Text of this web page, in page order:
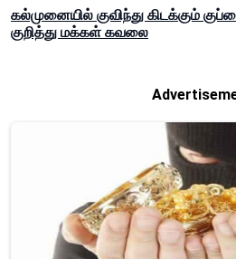
கல்முனையில் குவிந்து கிடக்கும்
குறித்து மக்கள் கவலை